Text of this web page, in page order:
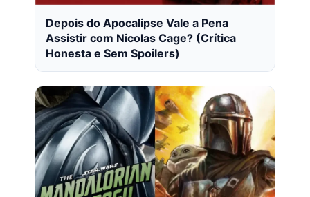
Depois do Apocalipse Vale a Pena
Assistir com Nicolas Cage? (Crítica
Honesta e Sem Spoilers)